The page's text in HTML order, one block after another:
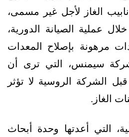
الغاز لأجل غير مسمى،
عملية الصيانة الدورية،
مرهونة بإصلاح المعدات
سيمنس، التي ترى أن
الشركة الروسية لا تؤثر
الغاز.
التي أعدتها وحدة أبحاث